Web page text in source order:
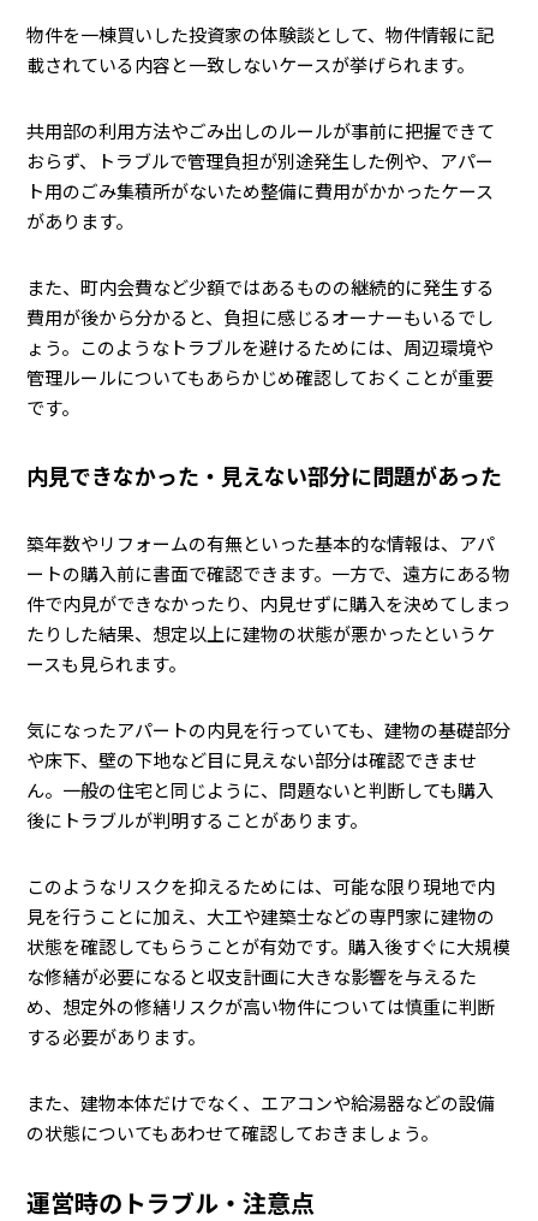
物件を一棟買いした投資家の体験談として、物件情報に記
載されている内容と一致しないケースが挙げられます。
共用部の利用方法やごみ出しのルールが事前に把握できて
おらず、トラブルで管理負担が別途発生した例や、アパー
ト用のごみ集積所がないため整備に費用がかかったケース
があります。
また、町内会費など少額ではあるものの継続的に発生する
費用が後から分かると、負担に感じるオーナーもいるでし
ょう。このようなトラブルを避けるためには、周辺環境や
管理ルールについてもあらかじめ確認しておくことが重要
です。
内見できなかった・見えない部分に問題があった
築年数やリフォームの有無といった基本的な情報は、アパ
ートの購入前に書面で確認できます。一方で、遠方にある物
件で内見ができなかったり、内見せずに購入を決めてしまっ
たりした結果、想定以上に建物の状態が悪かったというケ
ースも見られます。
気になったアパートの内見を行っていても、建物の基礎部分
や床下、壁の下地など目に見えない部分は確認できませ
ん。一般の住宅と同じように、問題ないと判断しても購入
後にトラブルが判明することがあります。
このようなリスクを抑えるためには、可能な限り現地で内
見を行うことに加え、大工や建築士などの専門家に建物の
状態を確認してもらうことが有効です。購入後すぐに大規模
な修繕が必要になると収支計画に大きな影響を与えるた
め、想定外の修繕リスクが高い物件については慎重に判断
する必要があります。
また、建物本体だけでなく、エアコンや給湯器などの設備
の状態についてもあわせて確認しておきましょう。
運営時のトラブル・注意点